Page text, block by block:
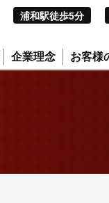
浦和駅徒歩5分
企業理念 お客様